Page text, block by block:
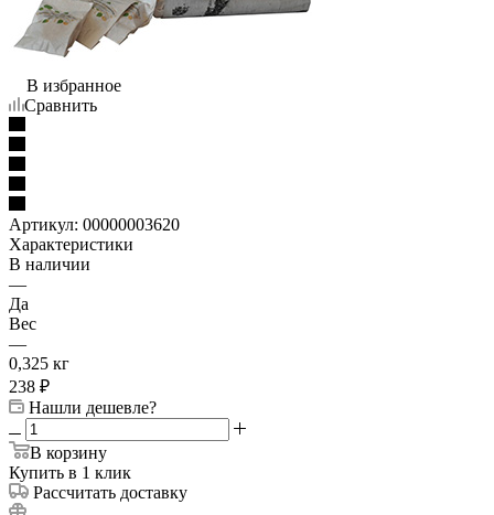
В избранное
Сравнить
Артикул: 00000003620
Характеристики
В наличии
—
Да
Вес
—
0,325 кг
238 ₽
Нашли дешевле?
В корзину
Купить в 1 клик
Рассчитать доставку